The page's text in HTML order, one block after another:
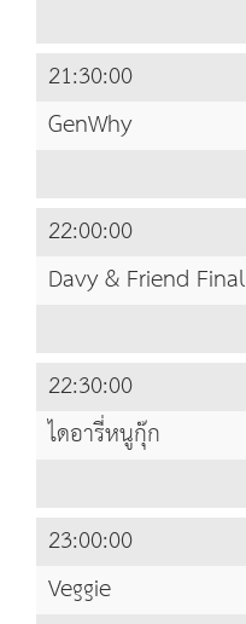
21:30:00
GenWhy
22:00:00
Davy & Friend Final
22:30:00
ไดอารี่หนูกุ๊ก
23:00:00
Veggie